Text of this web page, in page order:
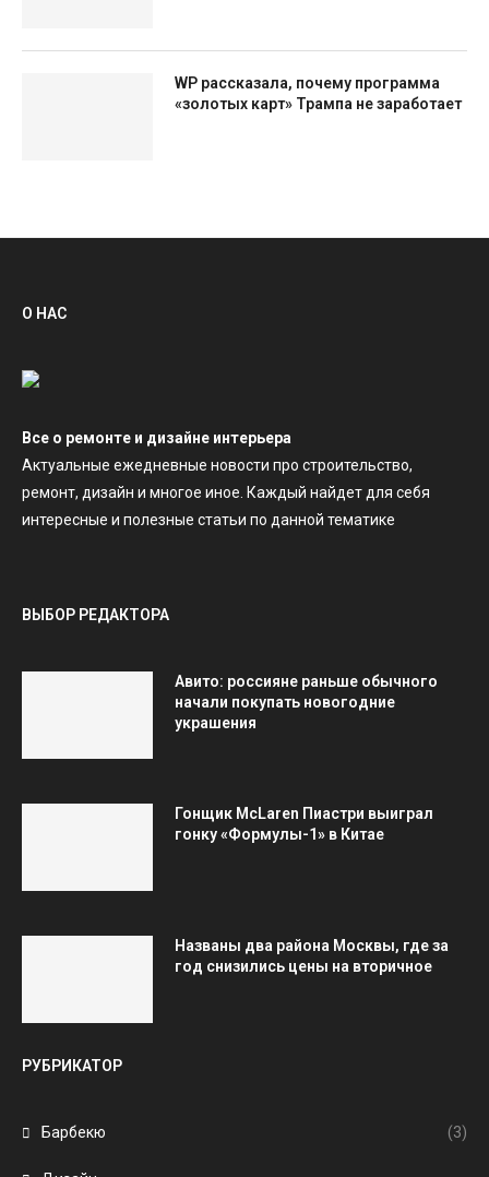
WP рассказала, почему программа
«золотых карт» Трампа не заработает
О НАС
Все о ремонте и дизайне интерьера
Актуальные ежедневные новости про строительство,
ремонт, дизайн и многое иное. Каждый найдет для себя
интересные и полезные статьи по данной тематике
ВЫБОР РЕДАКТОРА
Авито: россияне раньше обычного
начали покупать новогодние
украшения
Гонщик McLaren Пиастри выиграл
гонку «Формулы-1» в Китае
Названы два района Москвы, где за
год снизились цены на вторичное
РУБРИКАТОР
Барбекю (3)